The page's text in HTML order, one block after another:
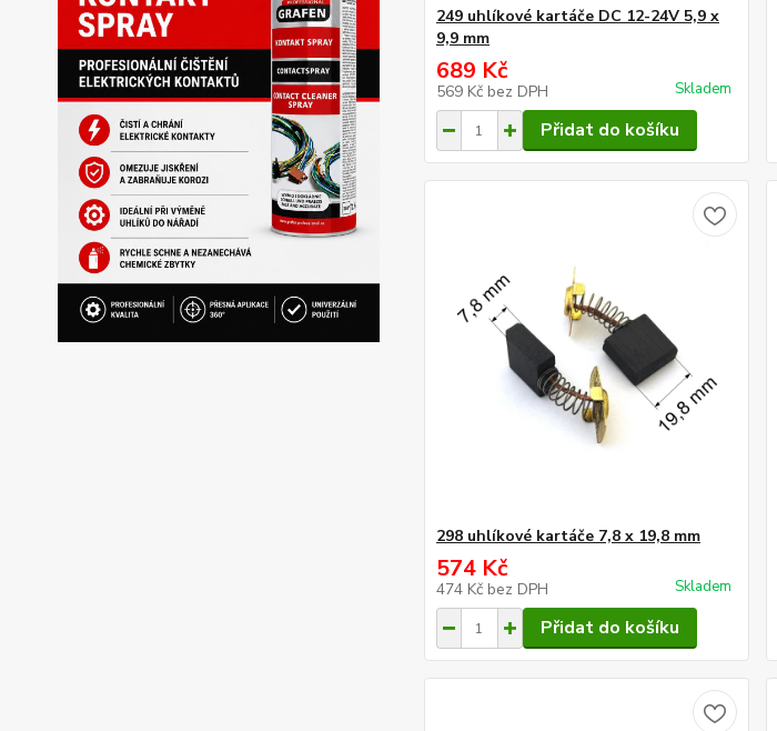
249 uhlíkové kartáče DC 12-24V 5,9 x
9,9 mm
689 Kč
569 Kč bez DPH Skladem
Přidat do košíku
298 uhlíkové kartáče 7,8 x 19,8 mm
574 Kč
474 Kč bez DPH Skladem
Přidat do košíku